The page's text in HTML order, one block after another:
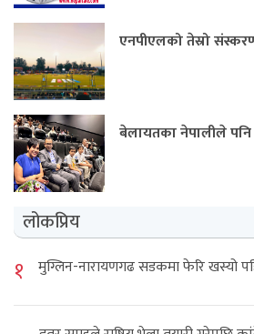
एनपीएलको तेस्रो
बेलायतका नेपालीले पनि
लोकप्रिय
१ मुग्लिन-नारायणगढ सडकमा फेरि खस्यो